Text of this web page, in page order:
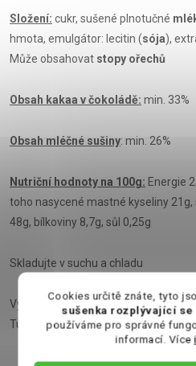
Cookies určitě znáte, tyto
sušenka rozplývající se
používáme pro správné
informací. Více
Složení: cukr, sušené plnotučné
hmota, emulgátor: lecitin (sója),
Může obsahovat stopy ořechů
Obsah kakaa v čokoládě: min. 33%
Obsah mléčné sušiny: min. 26%
Nutriční hodnoty na 100g: Energie
toho nasycené mastné kyseliny
48g, bílkoviny 8,7g, sůl 0,25g
Skladujte v suchu a chladu
Výrobce: Chr. Storz GmbH & Co. KG,
Tuttlingen, Německo